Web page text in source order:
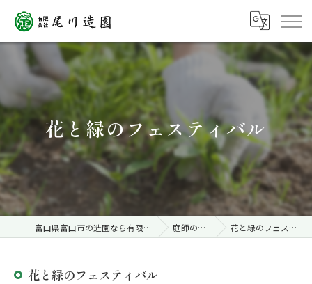
花と緑のフェスティバル
富山県富山市の造園なら有限会社尾川造園 庭師のブログ 花と緑のフェスティバル
花と緑のフェスティバル